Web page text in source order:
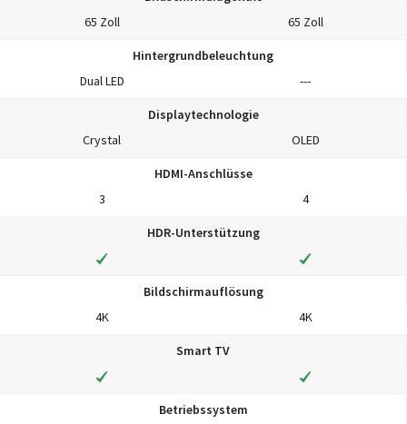
65 Zoll
65 Zoll
Hintergrundbeleuchtung
Dual LED
---
Displaytechnologie
Crystal
OLED
HDMI-Anschlüsse
3
4
HDR-Unterstützung
Bildschirmauflösung
4K
4K
Smart TV
Betriebssystem